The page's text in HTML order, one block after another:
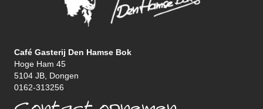
Café Gasterij Den Hamse Bok
Hoge Ham 45
5104 JB, Dongen
0162-313256